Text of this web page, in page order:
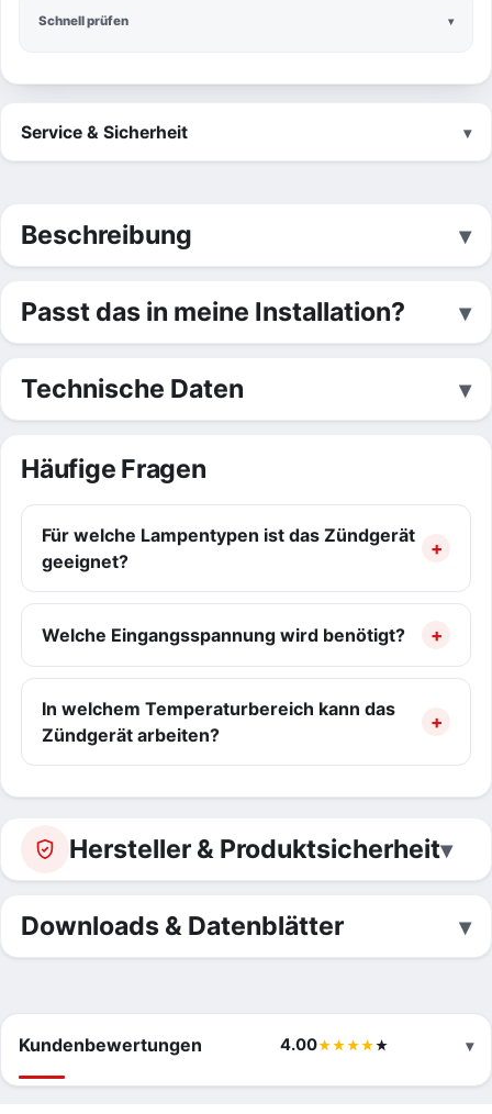
Schnell prüfen
Service & Sicherheit
Beschreibung
Passt das in meine Installation?
Technische Daten
Häufige Fragen
Für welche Lampentypen ist das Zündgerät
geeignet?
Welche Eingangsspannung wird benötigt?
In welchem Temperaturbereich kann das
Zündgerät arbeiten?
Hersteller & Produktsicherheit
Downloads & Datenblätter
Kundenbewertungen 4.00